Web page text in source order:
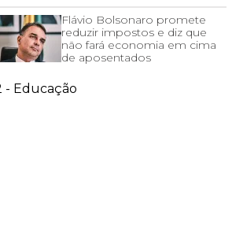
Flávio Bolsonaro promete
reduzir impostos e diz que
não fará economia em cima
de aposentados